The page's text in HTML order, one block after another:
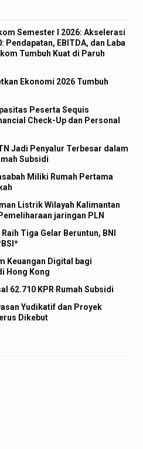
Semester I 2026: Akselerasi
EBITDA, dan Laba
Tumbuh Kuat di Paruh
Ekonomi 2026 Tumbuh
Peserta Sequis
Check-Up dan Personal
Jadi Penyalur Terbesar dalam
Subsidi
Miliki Rumah Pertama
Listrik Wilayah Kalimantan
jaringan PLN
Tiga Gelar Beruntun, BNI
Keuangan Digital bagi
Hong Kong
62.710 KPR Rumah Subsidi
Yudikatif dan Proyek
Dikebut